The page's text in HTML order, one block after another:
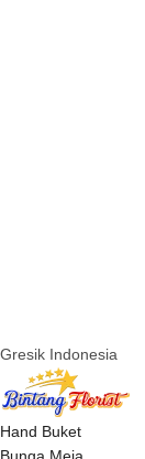
Gresik Indonesia
Hand Buket